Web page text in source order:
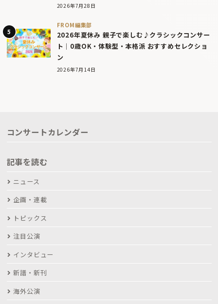
2026年7月28日
FROM編集部
2026年夏休み 親子で楽しむ♪クラシックコンサー
ト｜0歳OK・体験型・本格派 おすすめセレクショ
ン
2026年7月14日
コンサートカレンダー
記事を読む
ニュース
企画・連載
トピックス
注目公演
インタビュー
新譜・新刊
海外公演